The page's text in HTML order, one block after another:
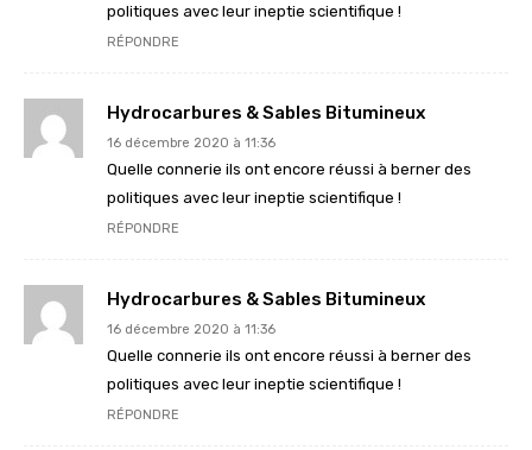
politiques avec leur ineptie scientifique !
RÉPONDRE
Hydrocarbures & Sables Bitumineux
16 décembre 2020 à 11:36
Quelle connerie ils ont encore réussi à berner des
politiques avec leur ineptie scientifique !
RÉPONDRE
Hydrocarbures & Sables Bitumineux
16 décembre 2020 à 11:36
Quelle connerie ils ont encore réussi à berner des
politiques avec leur ineptie scientifique !
RÉPONDRE